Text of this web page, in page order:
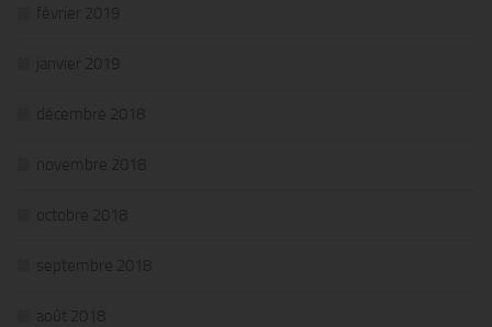
février 2019
janvier 2019
décembre 2018
novembre 2018
octobre 2018
septembre 2018
août 2018